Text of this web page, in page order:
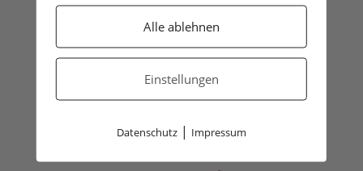
Carina Rosen, deine Doula und
Stillberaterin aus Lohmar, Rhein-Sieg-
Kreis, Köln, Mitglied im Doulaverbund
Alle ablehnen
Einstellungen
Datenschutz| Impressum